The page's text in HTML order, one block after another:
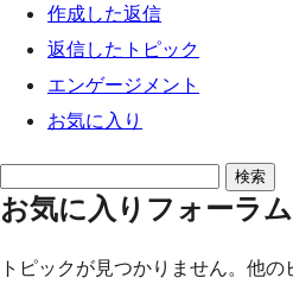
作成した返信
返信したトピック
エンゲージメント
お気に入り
ピ
お気に入りフォーラ
トピックが見つかりません。他